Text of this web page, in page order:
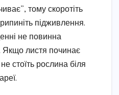
тому скоротіть
підживлення.
не повинна
Якщо листя починає
стоїть рослина біля